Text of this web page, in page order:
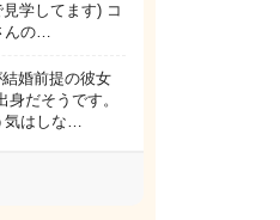
学してます) コ
んの…
婚前提の彼女
だそうです。
気はしな…